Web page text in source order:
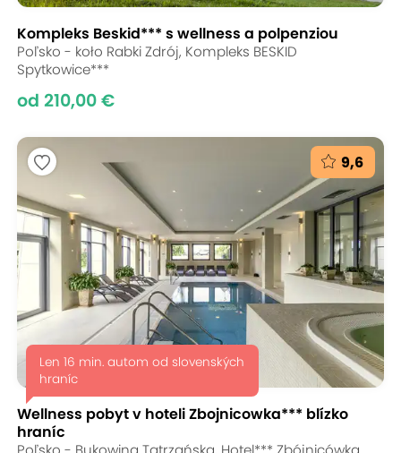
Kompleks Beskid*** s wellness a polpenziou
Poľsko - koło Rabki Zdrój, Kompleks BESKID
Spytkowice***
od 210,00 €
9,6
Len 16 min. autom od slovenských
hraníc
Wellness pobyt v hoteli Zbojnicowka*** blízko
hraníc